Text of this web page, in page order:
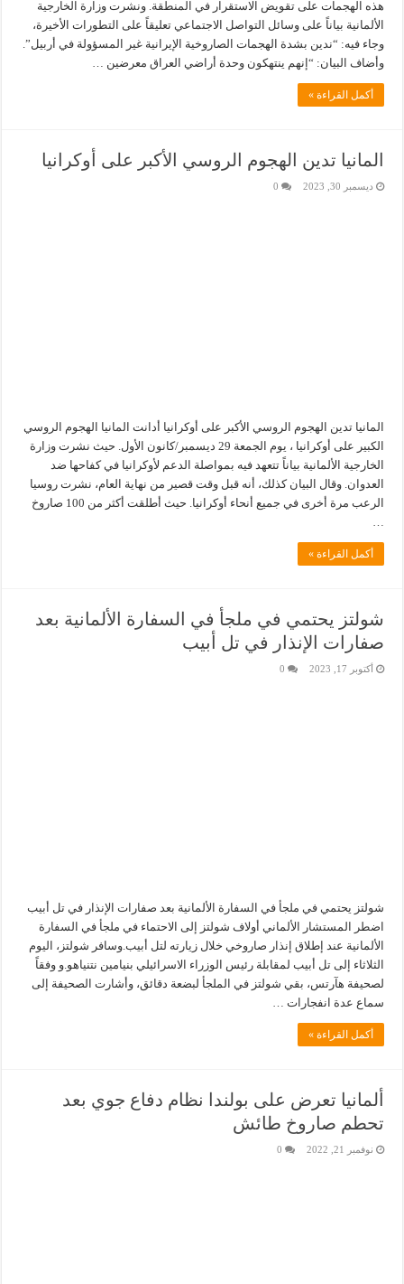
هذه الهجمات على تقويض الاستقرار في المنطقة. ونشرت وزارة الخارجية
الألمانية بياناً على وسائل التواصل الاجتماعي تعليقاً على التطورات الأخيرة،
وجاء فيه: “ندين بشدة الهجمات الصاروخية الإيرانية غير المسؤولة في أربيل”.
وأضاف البيان: “إنهم ينتهكون وحدة أراضي العراق معرضين …
أكمل القراءة »
المانيا تدين الهجوم الروسي الأكبر على أوكرانيا
ديسمبر 30, 2023 0
المانيا تدين الهجوم الروسي الأكبر على أوكرانيا أدانت المانيا الهجوم الروسي
الكبير على أوكرانيا ، يوم الجمعة 29 ديسمبر/كانون الأول. حيث نشرت وزارة
الخارجية الألمانية بياناً تتعهد فيه بمواصلة الدعم لأوكرانيا في كفاحها ضد
العدوان. وقال البيان كذلك، أنه قبل وقت قصير من نهاية العام، نشرت روسيا
الرعب مرة أخرى في جميع أنحاء أوكرانيا. حيث أطلقت أكثر من 100 صاروخ
…
أكمل القراءة »
شولتز يحتمي في ملجأ في السفارة الألمانية بعد
صفارات الإنذار في تل أبيب
أكتوبر 17, 2023 0
شولتز يحتمي في ملجأ في السفارة الألمانية بعد صفارات الإنذار في تل أبيب
اضطر المستشار الألماني أولاف شولتز إلى الاحتماء في ملجأ في السفارة
الألمانية عند إطلاق إنذار صاروخي خلال زيارته لتل أبيب.وسافر شولتز، اليوم
الثلاثاء إلى تل أبيب لمقابلة رئيس الوزراء الاسرائيلي بنيامين نتنياهو.و وفقاً
لصحيفة هآرتس، بقي شولتز في الملجأ لبضعة دقائق، وأشارت الصحيفة إلى
سماع عدة انفجارات …
أكمل القراءة »
ألمانيا تعرض على بولندا نظام دفاع جوي بعد
تحطم صاروخ طائش
نوفمبر 21, 2022 0